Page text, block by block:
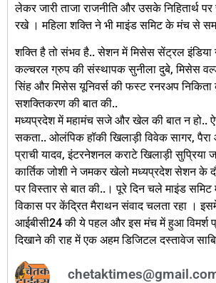
लेकर जारी ताजा राजनीति और उसके निहितार्थ
रखे । महिला शक्ति ने भी माइंड समिट के मंच से
शक्ति है तो संभव है.. सेशन में मिसेस सेंट्रल इंडिया
कल्चरल ग्रुप की संस्थापक सुनीला दुबे, मिसेस वर्ल्ड
सिंह और मिसेस यूनिवर्स की फस्ट रनरअप निकिता
सशक्तिकरण की बात की..
मध्यप्रदेश में महामंच सजे और खेल की बात न हो..
सकता.. ओलंपिक हॉकी खिलाड़ी विवेक सागर,
प्राची यादव, इंटरनेशनल कराटे खिलाड़ी सुप्रिया
कार्तिक जोशी ने जमकर खेलो मध्यप्रदेश सेशन के
पर विस्तार से बात की..। पूरे दिन चले माइंड
विकास पर केंद्रित मैराथन संवाद चलता रहा ।
आईबीसी24 की ये पहल और इस मंच में हुआ विमर्श
दिखाने की राह में एक अहम डिजिटल दस्तावेज